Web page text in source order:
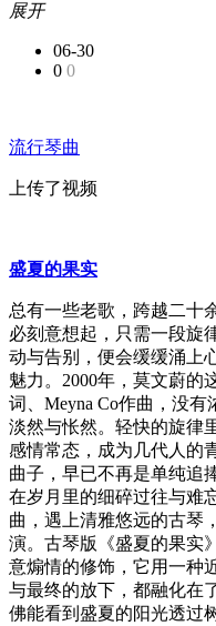
展开
06-30
0 0
流行琴曲
上传了视频
盛夏的果实
总有一些老歌，跨越二十
必刻意想起，只需一段旋
动与告别，便会缓缓涌上
魅力。2000年，莫文蔚的
词、Meyna Co作曲，没
淡然与怅然。轻快的旋律
感情常态，成为几代人的
曲子，早已不再是单纯追
在岁月里的细碎过往与难
曲，遇上清雅悠远的古琴
演。古琴版《盛夏的果实
意煽情的修饰，它用一种
与最终的放下，都融化在
佛能看到盛夏的阳光透过